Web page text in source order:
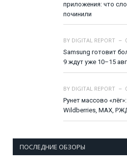
приложения: что
починили
BY DIGITAL REPORT
Samsung готовит
9 ждут уже 10–15
BY DIGITAL REPORT
Рунет массово
Wildberries, MAX,
ПОСЛЕДНИЕ ОБЗОРЫ